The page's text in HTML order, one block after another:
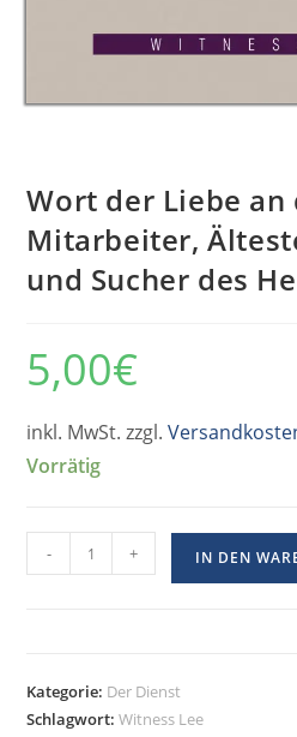
Wort der Liebe an
Mitarbeiter,
und Sucher des
5,00€
inkl. MwSt. zzgl.
Vorrätig
- + IN DEN
Kategorie: Der Dienst
Schlagwort:Witness Lee